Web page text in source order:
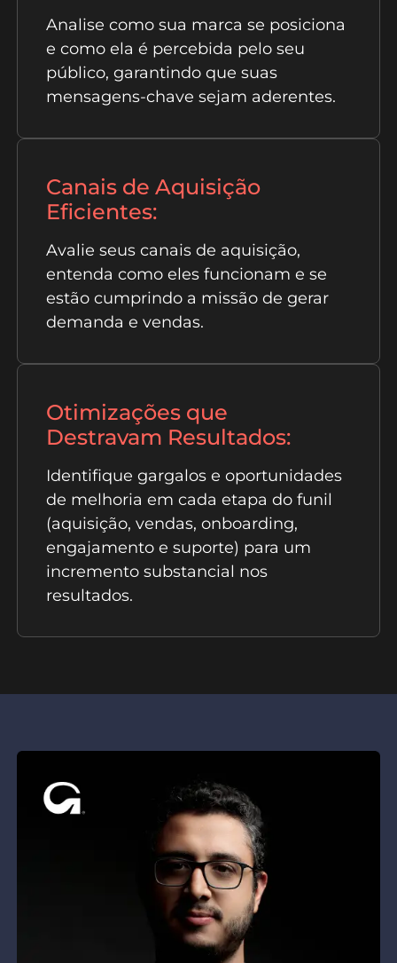
Analise como sua marca se posiciona
e como ela é percebida pelo seu
público, garantindo que suas
mensagens-chave sejam aderentes.
Canais de Aquisição
Eficientes:
Avalie seus canais de aquisição,
entenda como eles funcionam e se
estão cumprindo a missão de gerar
demanda e vendas.
Otimizações que
Destravam Resultados:
Identifique gargalos e oportunidades
de melhoria em cada etapa do funil
(aquisição, vendas, onboarding,
engajamento e suporte) para um
incremento substancial nos
resultados.